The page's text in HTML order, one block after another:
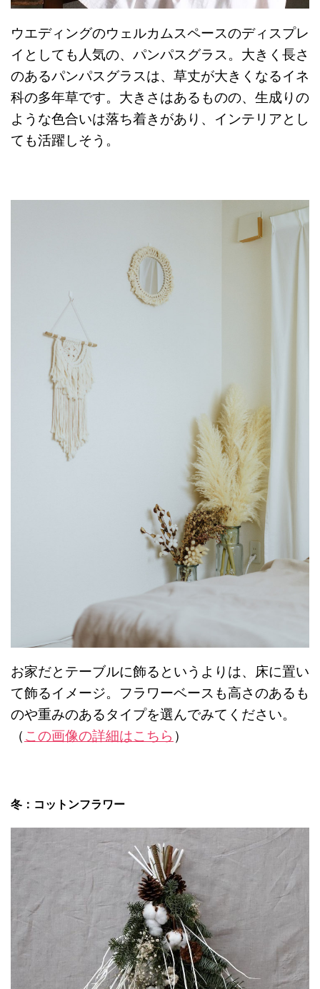
ウエディングのウェルカムスペースのディスプレ
イとしても人気の、パンパスグラス。大きく長さ
のあるパンパスグラスは、草丈が大きくなるイネ
科の多年草です。大きさはあるものの、生成りの
ような色合いは落ち着きがあり、インテリアとし
ても活躍しそう。
お家だとテーブルに飾るというよりは、床に置い
て飾るイメージ。フラワーベースも高さのあるも
のや重みのあるタイプを選んでみてください。
（この画像の詳細はこちら）
冬：コットンフラワー